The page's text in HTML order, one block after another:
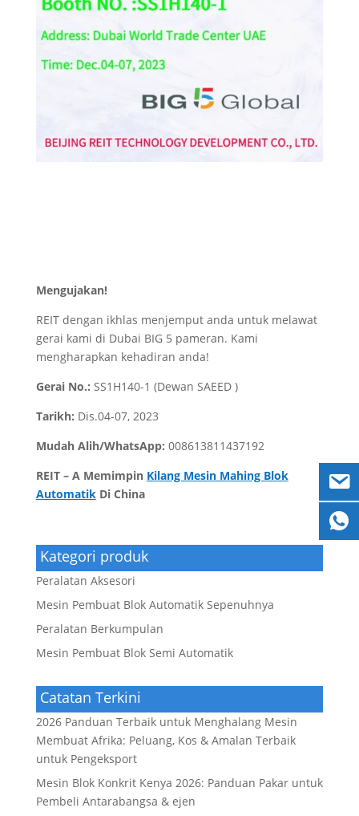
Mengujakan!
REIT dengan ikhlas menjemput anda untuk melawat
gerai kami di Dubai BIG 5 pameran. Kami
mengharapkan kehadiran anda!
Gerai No.: SS1H140-1 (Dewan SAEED )
Tarikh: Dis.04-07, 2023
Mudah Alih/WhatsApp: 008613811437192
REIT – A Memimpin Kilang Mesin Mahing Blok
AutomatikDi China
Kategori produk
Peralatan Aksesori
Mesin Pembuat Blok Automatik Sepenuhnya
Peralatan Berkumpulan
Mesin Pembuat Blok Semi Automatik
Catatan Terkini
2026 Panduan Terbaik untuk Menghalang Mesin
Membuat Afrika: Peluang, Kos & Amalan Terbaik
untuk Pengeksport
Mesin Blok Konkrit Kenya 2026: Panduan Pakar untuk
Pembeli Antarabangsa & ejen